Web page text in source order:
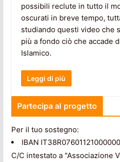
possibili reclute in tutto il
oscurati in breve tempo,
studiando questi video che
più a fondo ciò che accade
Islamico.
Leggi di più
Partecipa al progetto
Per il tuo sostegno:
IBAN
C/C intestato a "Associazione